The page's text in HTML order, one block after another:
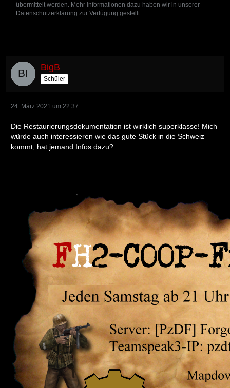
übermittelt werden. Mehr Informationen dazu haben wir in unserer
Datenschutzerklärung zur Verfügung gestellt.
BigB
Schüler
24. März 2021 um 22:37
Die Restaurierungsdokumentation ist wirklich superklasse! Mich
würde auch interessieren wie das gute Stück in die Schweiz
kommt, hat jemand Infos dazu?